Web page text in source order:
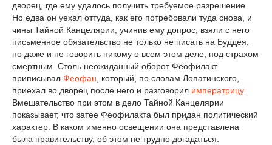
дворец, где ему удалось получить требуемое разрешение.
Но едва он уехал оттуда, как его потребовали туда снова, и
чины Тайной Канцелярии, учинив ему допрос, взяли с него
письменное обязательство не только не писать на Буддея,
но даже и не говорить никому о всем этом деле, под страхом
смертным. Столь неожиданный оборот Феофилакт
приписывал Феофан, который, по словам Лопатинского,
приехал во дворец после него и разговорил императрицу.
Вмешательство при этом в дело Тайной Канцелярии
показывает, что затее Феофилакта был придан политический
характер. В каком именно освещении она представлена
была правительству, об этом не трудно догадаться.